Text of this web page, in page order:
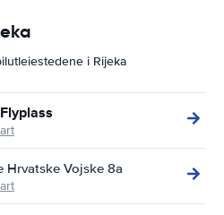
i Rijeka
Hrvatske Vojske 8a